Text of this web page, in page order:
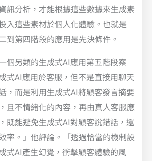
訊分析，才能根據這些數據來生成素
入這些素材於個人化體驗。也就是
到第四階段的應用是先決條件。
個另類的生成式AI應用第五階段案
式AI應用於客服，但不是直接用聊天
，而是利用生成式AI將顧客發言摘要
且不情緒化的內容，再由真人客服應
既能避免生成式AI對顧客說錯話，還
率。」他評論。「透過恰當的機制設
式AI產生幻覺，衝擊顧客體驗的風